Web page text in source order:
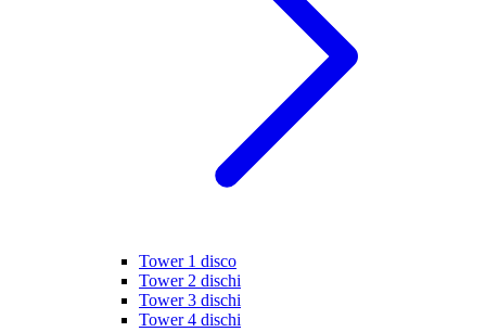
Tower 1 disco
Tower 2 dischi
Tower 3 dischi
Tower 4 dischi